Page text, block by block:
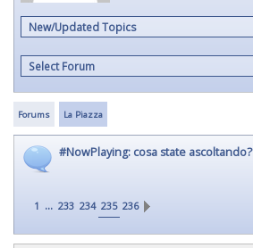
New/Updated Topics
Select Forum
Forums La Piazza
#NowPlaying: cosa state ascoltando?
1 ... 233 234 235 236